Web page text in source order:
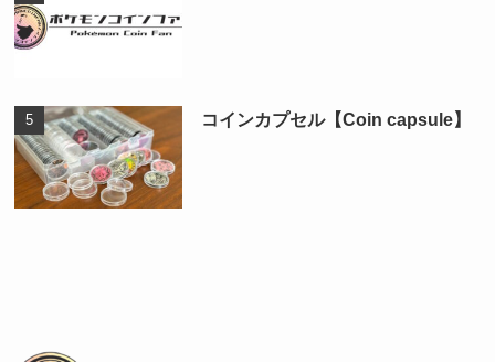
コインカプセル【Coin capsule】